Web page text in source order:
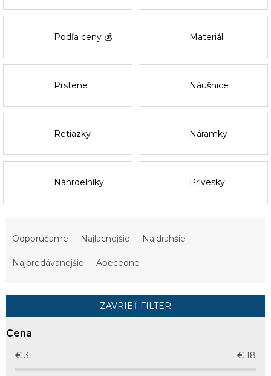
Podľa ceny 💰 Materiál
Prstene Náušnice
Retiazky Náramky
Náhrdelníky Prívesky
p
r
Odporúčame Najlacnejšie Najdrahšie
Najpredávanejšie Abecedne
ZAVRIEŤ FILTER
Cena
€ 3 € 18